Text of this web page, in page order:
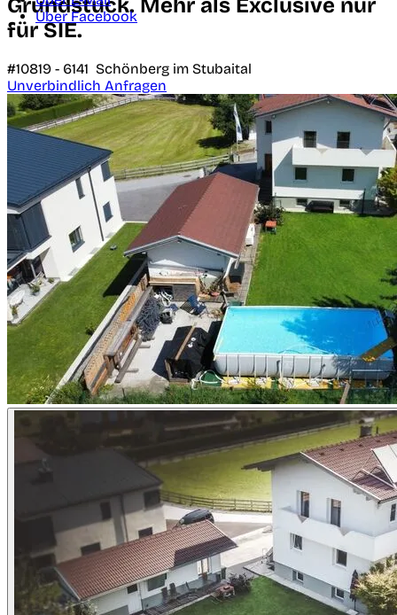
Über Facebook
Grundstück. Mehr als Exclusive nur
für SIE.
#10819 - 6141 Schönberg im Stubaital
Unverbindlich Anfragen